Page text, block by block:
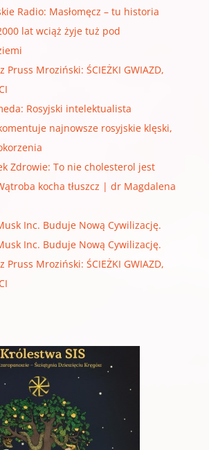
Radio: Masłomęcz – tu historia
lat wciąż żyje tuż pod
Pruss Mroziński: ŚCIEŻKI GWIAZD,
Rosyjski intelektualista
najnowsze rosyjskie klęski,
Zdrowie: To nie cholesterol jest
kocha tłuszcz | dr Magdalena
Inc. Buduje Nową Cywilizację.
Inc. Buduje Nową Cywilizację.
Pruss Mroziński: ŚCIEŻKI GWIAZD,